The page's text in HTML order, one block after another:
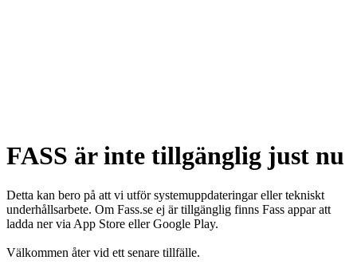
FASS är inte tillgänglig just nu
Detta kan bero på att vi utför systemuppdateringar eller tekniskt
underhållsarbete. Om Fass.se ej är tillgänglig finns Fass appar att
ladda ner via App Store eller Google Play.
Välkommen åter vid ett senare tillfälle.